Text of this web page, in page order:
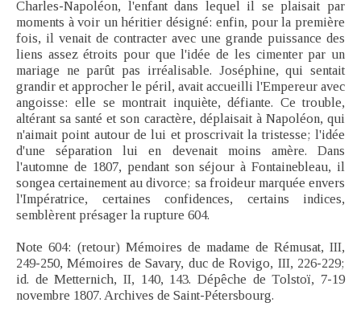
Charles-Napoléon, l'enfant dans lequel il se plaisait par
moments à voir un héritier désigné: enfin, pour la première
fois, il venait de contracter avec une grande puissance des
liens assez étroits pour que l'idée de les cimenter par un
mariage ne parût pas irréalisable. Joséphine, qui sentait
grandir et approcher le péril, avait accueilli l'Empereur avec
angoisse: elle se montrait inquiète, défiante. Ce trouble,
altérant sa santé et son caractère, déplaisait à Napoléon, qui
n'aimait point autour de lui et proscrivait la tristesse; l'idée
d'une séparation lui en devenait moins amère. Dans
l'automne de 1807, pendant son séjour à Fontainebleau, il
songea certainement au divorce; sa froideur marquée envers
l'Impératrice, certaines confidences, certains indices,
semblèrent présager la rupture 604.
Note 604: (retour) Mémoires de madame de Rémusat, III,
249-250, Mémoires de Savary, duc de Rovigo, III, 226-229;
id. de Metternich, II, 140, 143. Dépêche de Tolstoï, 7-19
novembre 1807. Archives de Saint-Pétersbourg.